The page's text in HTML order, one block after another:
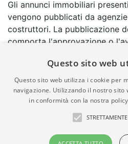
Gli annunci immobiliari
vengono pubblicati da
costruttori. La pubblicazione
comporta l'approvazione o
garanzia da parte di
quindi non è responsabile
correttezza, della
materia di privacy e/o di
suddetti annunci.
© Copyright 2007 - 2026
Questo sito web
Questo sito web utilizza i cookie per
navigazione. Utilizzando il nostro sito
in conformità con la nostra